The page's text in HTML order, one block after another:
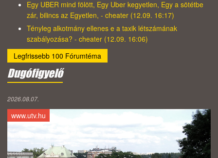
Egy UBER mind fölött, Egy Uber kegyetlen, Egy a sötétbe
zár, bilincs az Egyetlen, - cheater (12.09. 16:17)
Tényleg alkotmány ellenes e a taxik létszámának
szabályozása? - cheater (12.09. 16:06)
Legfrissebb 100 Fórumtéma
Dugófigyelő
2026.08.07.
www.utv.hu